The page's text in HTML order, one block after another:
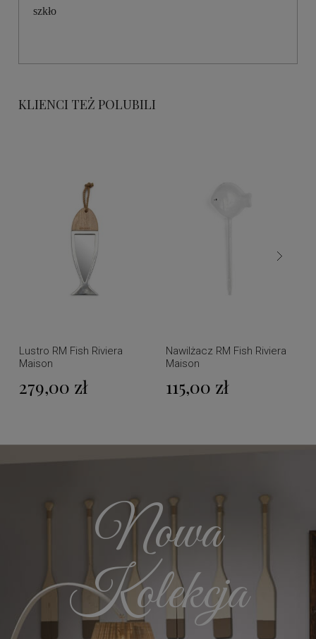
szkło
KLIENCI TEŻ POLUBILI
Lustro RM Fish Riviera
Maison
279,00 zł
Nawilżacz RM Fish Riviera
Maison
115,00 zł
Nowa
Kolekcja